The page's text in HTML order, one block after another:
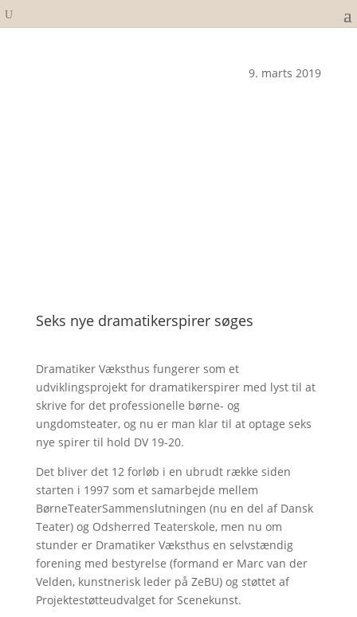
9. marts 2019
Seks nye dramatikerspirer søges
Dramatiker Væksthus fungerer som et
udviklingsprojekt for dramatikerspirer med lyst til at
skrive for det professionelle børne- og
ungdomsteater, og nu er man klar til at optage seks
nye spirer til hold DV 19-20.
Det bliver det 12 forløb i en ubrudt række siden
starten i 1997 som et samarbejde mellem
BørneTeaterSammenslutningen (nu en del af Dansk
Teater) og Odsherred Teaterskole, men nu om
stunder er Dramatiker Væksthus en selvstændig
forening med bestyrelse (formand er Marc van der
Velden, kunstnerisk leder på ZeBU) og støttet af
Projektestøtteudvalget for Scenekunst.